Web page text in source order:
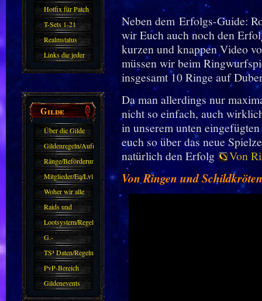
Hotfix für Patch
11.X
T-Sets 1-21
Realmstatus
Links die jeder
kennen sollte?!
Gilde
Über die Gilde
(DAW)
Gildenregeln/Aufnahme
Ränge/Beförderungen
Mitglieder/Eq/Lvl
Woher wir alle
kommen.
Raids und
Zubehör
Lootsystem/Regeln
G.-
Sparkasse/Goldleihen
TS³ Daten/Regeln
PvP-Bereich
Gildenevents
Neben dem Erfolgs-Guide:
wir Euch auch noch den
kurzen und knappen Video
müssen wir beim
insgesamt 10 Ringe auf
Da man allerdings nur
nicht so einfach, auch
in unserem unten
euch so über das neue
natürlich den Erfolg
Von
Von Ringen und